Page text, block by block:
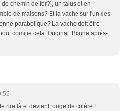
chemin de fer?), un talus et en
de maisons? Et la vache sur l'un des
parabolique? La vache doit être
comme cela. Original. Bonne après-
rire là et devient rouge de colère !